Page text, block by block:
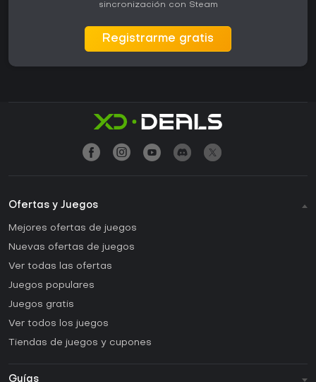
sincronización con Steam
Registrarme gratis
Ofertas y Juegos
Mejores ofertas de juegos
Nuevas ofertas de juegos
Ver todas las ofertas
Juegos populares
Juegos gratis
Ver todos los juegos
Tiendas de juegos y cupones
Guías